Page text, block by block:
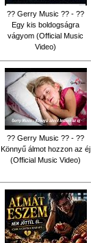
?? Gerry Music ?? - ??
Egy kis boldogságra
vágyom (Official Music
Video)
?? Gerry Music ?? - ??
Könnyű álmot hozzon az éj
(Official Music Video)